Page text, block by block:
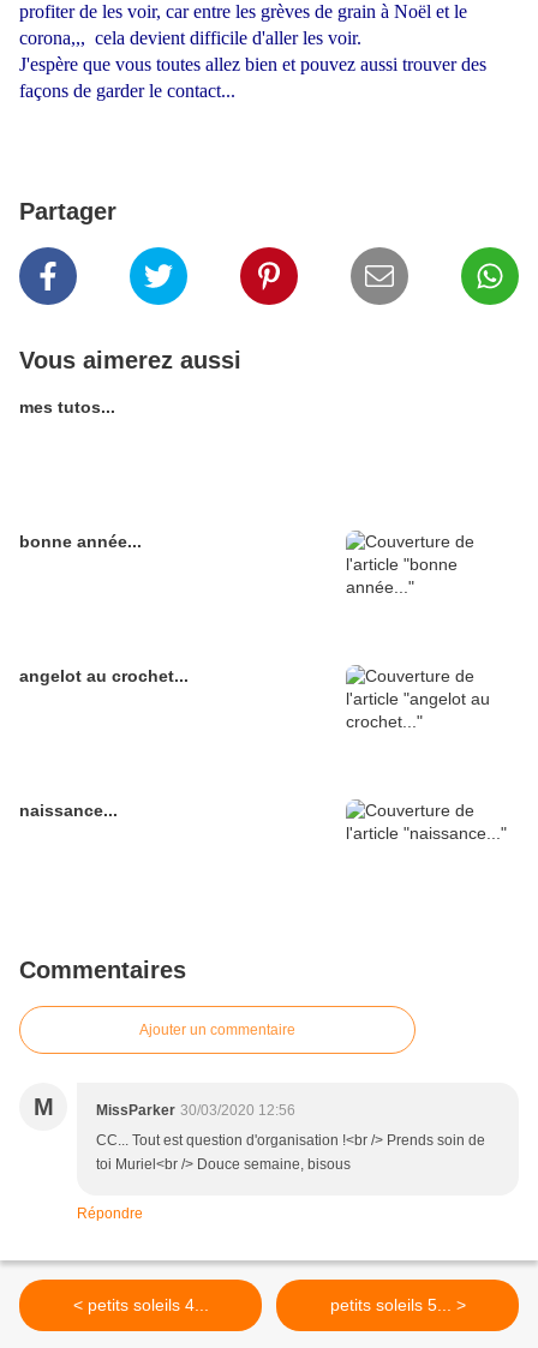
profiter de les voir, car entre les grèves de grain à Noël et le
corona,,, cela devient difficile d'aller les voir.
J'espère que vous toutes allez bien et pouvez aussi trouver des
façons de garder le contact...
Partager
Vous aimerez aussi
mes tutos...
bonne année...
angelot au crochet...
naissance...
Commentaires
Ajouter un commentaire
M MissParker 30/03/2020 12:56
CC... Tout est question d'organisation !<br /> Prends soin de
toi Muriel<br /> Douce semaine, bisous
Répondre
< petits soleils 4... petits soleils 5... >